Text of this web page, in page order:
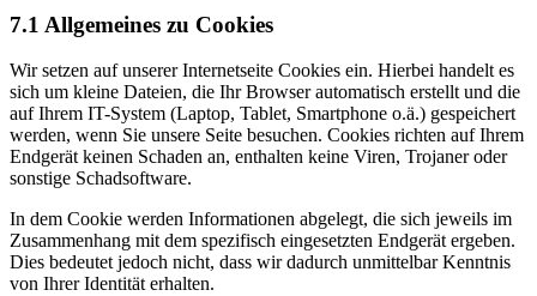
7.1 Allgemeines zu Cookies
Wir setzen auf unserer Internetseite Cookies ein. Hierbei handelt es
sich um kleine Dateien, die Ihr Browser automatisch erstellt und die
auf Ihrem IT-System (Laptop, Tablet, Smartphone o.ä.) gespeichert
werden, wenn Sie unsere Seite besuchen. Cookies richten auf Ihrem
Endgerät keinen Schaden an, enthalten keine Viren, Trojaner oder
sonstige Schadsoftware.
In dem Cookie werden Informationen abgelegt, die sich jeweils im
Zusammenhang mit dem spezifisch eingesetzten Endgerät ergeben.
Dies bedeutet jedoch nicht, dass wir dadurch unmittelbar Kenntnis
von Ihrer Identität erhalten.